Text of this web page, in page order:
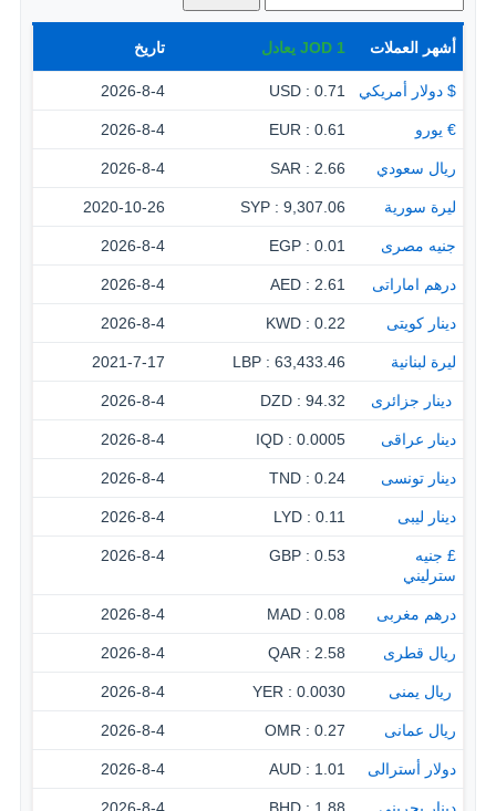
أشهر العملات 1
JOD يعادل تاريخ
$ دولار أمريكي 0.71 : USD
2026-8-4
€ يورو 0.61 : EUR
2026-8-4
ريال سعودي 2.66 : SAR
2026-8-4
ليرة سورية 9,307.06 : SYP
2020-10-26
جنيه مصرى 0.01 : EGP
2026-8-4
درهم اماراتى 2.61 : AED
2026-8-4
دينار كويتى 0.22 : KWD
2026-8-4
ليرة لبنانية 63,433.46 : LBP
2021-7-17
‏ دينار جزائرى 94.32 : DZD
2026-8-4
دينار عراقى 0.0005 : IQD
2026-8-4
دينار تونسى 0.24 : TND
2026-8-4
دينار ليبى 0.11 : LYD
2026-8-4
£ جنيه
سترليني
0.53 : GBP
2026-8-4
درهم مغربى 0.08 : MAD
2026-8-4
ريال قطرى 2.58 : QAR
2026-8-4
‏ ريال يمنى 0.0030 : YER
2026-8-4
ريال عمانى 0.27 : OMR
2026-8-4
دولار أسترالى 1.01 : AUD
2026-8-4